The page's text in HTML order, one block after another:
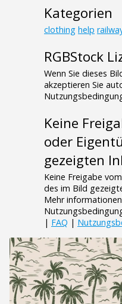
Kategorien
clothing help
RGBStock
Wenn Sie dieses
akzeptieren Sie
Keine
oder
gezeigten
Keine Freigabe
des im Bild
Mehr
| FAQ |